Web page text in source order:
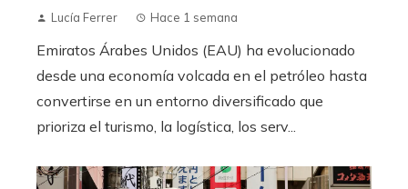
Lucía Ferrer Hace 1 semana
Emiratos Árabes Unidos (EAU) ha evolucionado
desde una economía volcada en el petróleo hasta
convertirse en un entorno diversificado que
prioriza el turismo, la logística, los serv...